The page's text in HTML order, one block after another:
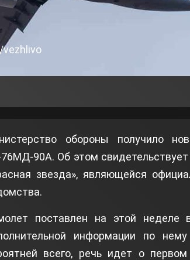
обороны получило
90А. Об этом
звезда», являющейся
поставлен на этой неделе
информации по
всего, речь идет о